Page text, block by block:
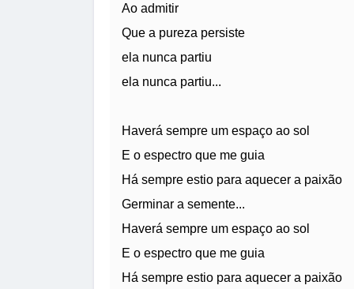
Ao admitir
Que a pureza persiste
ela nunca partiu
ela nunca partiu...
Haverá sempre um espaço ao sol
E o espectro que me guia
Há sempre estio para aquecer a paixão
Germinar a semente...
Haverá sempre um espaço ao sol
E o espectro que me guia
Há sempre estio para aquecer a paixão